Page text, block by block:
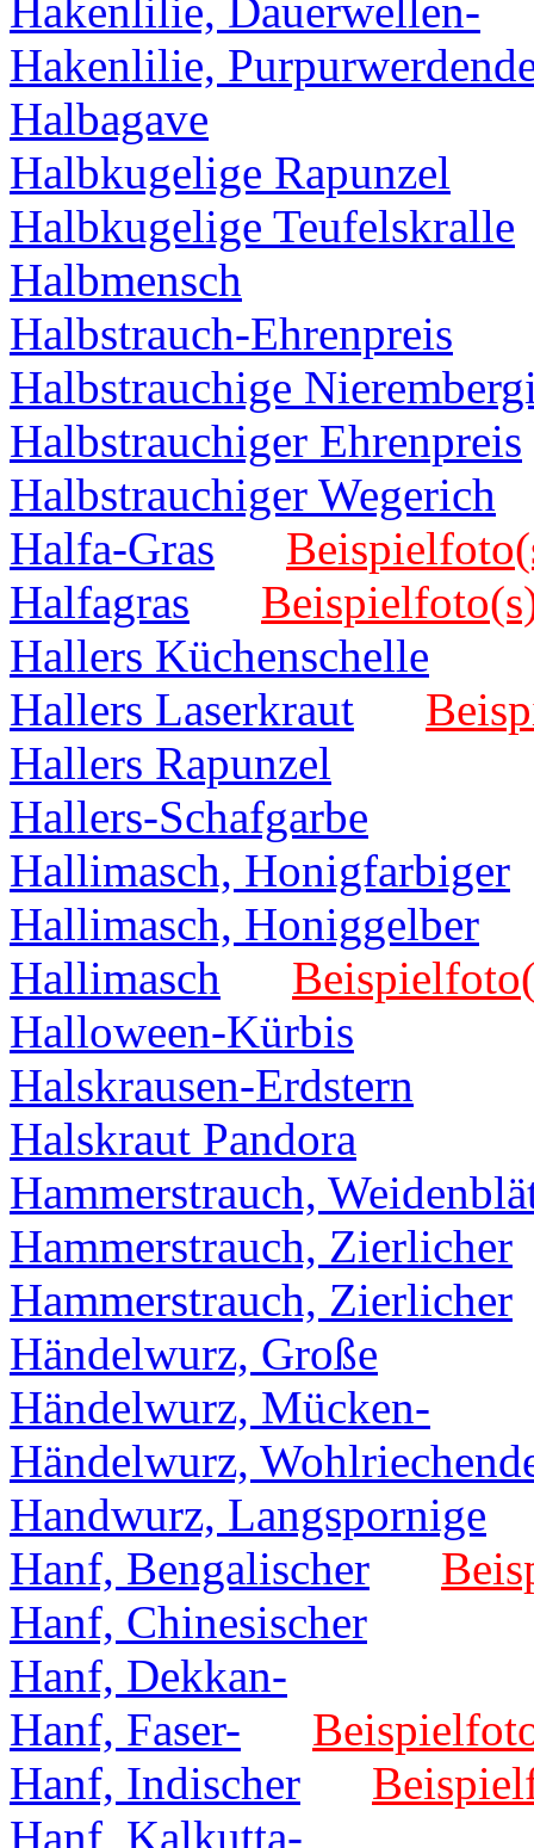
Hakenlilie, Dauerwellen-
Hakenlilie,
Halbagave
Halbkugelige Rapunzel
Halbkugelige Teufelskralle
Halbmensch
Halbstrauch-Ehrenpreis
Halbstrauchige
Halbstrauchiger Ehrenpreis
Halbstrauchiger Wegerich
Halfa-Gras
Halfagras
Hallers Küchenschelle
Hallers Laserkraut
Hallers Rapunzel
Hallers-Schafgarbe
Hallimasch, Honigfarbiger
Hallimasch, Honiggelber
Hallimasch
Halloween-Kürbis
Halskrausen-Erdstern
Halskraut Pandora
Hammerstrauch,
Hammerstrauch, Zierlicher
Hammerstrauch, Zierlicher
Händelwurz, Große
Händelwurz, Mücken-
Händelwurz,
Handwurz, Langspornige
Hanf, Bengalischer
Hanf, Chinesischer
Hanf, Dekkan-
Hanf, Faser-
Hanf, Indischer
Hanf, Kalkutta-